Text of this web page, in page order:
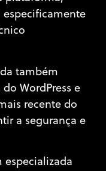
também
WordPress e
recente do
a segurança e
especializada